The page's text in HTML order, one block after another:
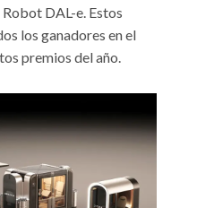
DAL-e. Estos
los ganadores en el
premios del año.